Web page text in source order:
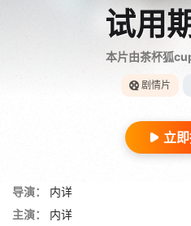
试用
本片由茶杯狐
剧情片
立
导演：
内详
主演：
内详